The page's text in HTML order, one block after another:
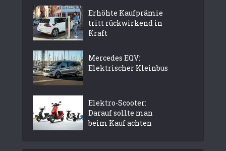
Erhöhte Kaufprämie
tritt rückwirkend in
Kraft
Mercedes EQV:
Elektrischer Kleinbus
Elektro-Scooter:
Darauf sollte man
beim Kauf achten